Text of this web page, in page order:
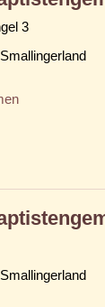
3